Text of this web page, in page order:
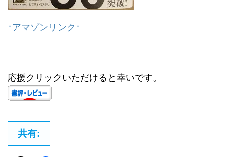
↑アマゾンリンク↑
応援クリックいただけると幸いです。
共有: